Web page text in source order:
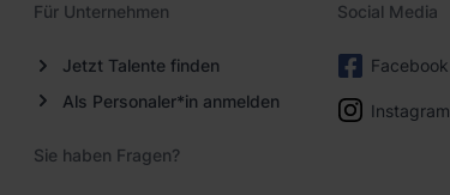
und Deine methodische Vorgehensweise
von Beginn an voll bei uns durchstarten
Für Unternehmen
Jetzt Talente finden
Als Personaler*in anmelden
Sie haben Fragen?
Social Media
Facebook
Instagram